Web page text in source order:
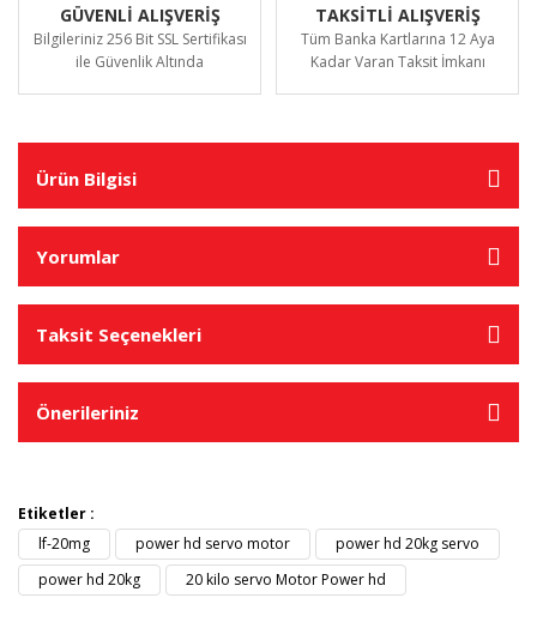
GÜVENLİ ALIŞVERİŞ
Bilgileriniz 256 Bit SSL Sertifikası
ile Güvenlik Altında
TAKSİTLİ ALIŞVERİŞ
Tüm Banka Kartlarına 12 Aya
Kadar Varan Taksit İmkanı
Ürün Bilgisi
Yorumlar
Taksit Seçenekleri
Önerileriniz
Etiketler :
lf-20mg
power hd servo motor
power hd 20kg servo
power hd 20kg
20 kilo servo Motor Power hd